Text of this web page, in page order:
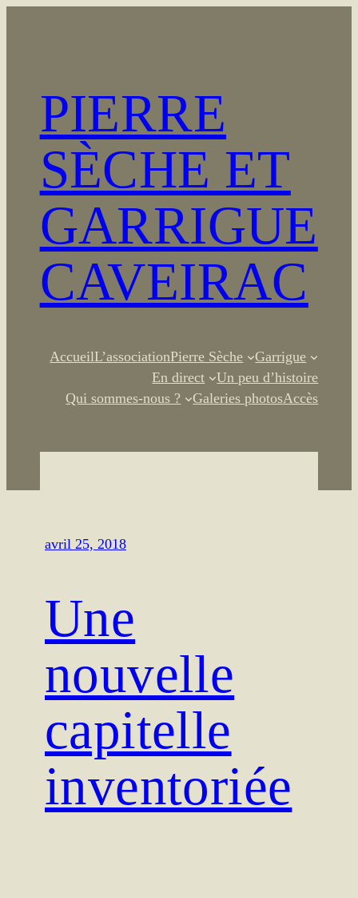
PIERRE
SÈCHE ET
GARRIGUE
CAVEIRAC
AccueilL’associationPierre Sèche
Garrigue
En direct
Un peu d’histoire
Qui sommes-nous ?
Galeries photosAccès
avril 25, 2018
Une
nouvelle
capitelle
inventoriée